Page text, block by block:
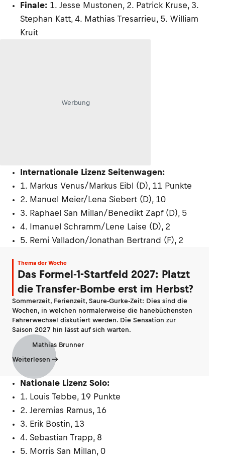
Finale: 1. Jesse Mustonen, 2. Patrick Kruse, 3.
Stephan Katt, 4. Mathias Tresarrieu, 5. William
Kruit
Werbung
Internationale Lizenz Seitenwagen:
1. Markus Venus/Markus Eibl (D), 11 Punkte
2. Manuel Meier/Lena Siebert (D), 10
3. Raphael San Millan/Benedikt Zapf (D), 5
4. Imanuel Schramm/Lene Laise (D), 2
5. Remi Valladon/Jonathan Bertrand (F), 2
Thema der Woche
Das Formel-1-Startfeld 2027: Platzt
die Transfer-Bombe erst im Herbst?
Sommerzeit, Ferienzeit, Saure-Gurke-Zeit: Dies sind die
Wochen, in welchen normalerweise die hanebüchensten
Fahrerwechsel diskutiert werden. Die Sensation zur
Saison 2027 hin lässt auf sich warten.
Mathias Brunner
Weiterlesen
Nationale Lizenz Solo:
1. Louis Tebbe, 19 Punkte
2. Jeremias Ramus, 16
3. Erik Bostin, 13
4. Sebastian Trapp, 8
5. Morris San Millan, 0